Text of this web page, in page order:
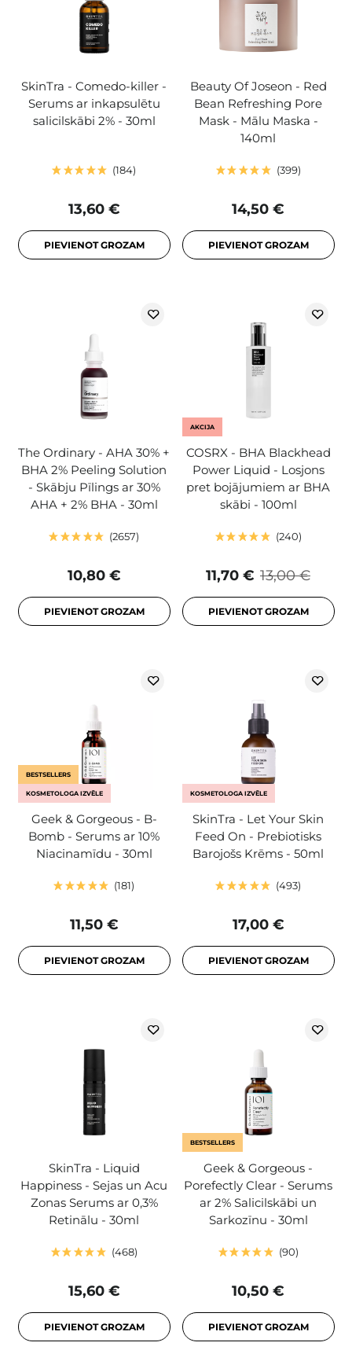
SkinTra - Comedo-killer -
Serums ar inkapsulētu
salicilskābi 2% - 30ml
184
13,60 €
PIEVIENOT GROZAM
Beauty Of Joseon - Red
Bean Refreshing Pore
Mask - Mālu Maska -
140ml
399
14,50 €
PIEVIENOT GROZAM
The Ordinary - AHA 30% +
BHA 2% Peeling Solution
- Skābju Pīlings ar 30%
AHA + 2% BHA - 30ml
2657
10,80 €
PIEVIENOT GROZAM
AKCIJA
COSRX - BHA Blackhead
Power Liquid - Losjons
pret bojājumiem ar BHA
skābi - 100ml
240
13,00 €
11,70 €
PIEVIENOT GROZAM
BESTSELLERS
KOSMETOLOGA IZVĒLE
Geek & Gorgeous - B-
Bomb - Serums ar 10%
Niacinamīdu - 30ml
181
11,50 €
PIEVIENOT GROZAM
KOSMETOLOGA IZVĒLE
SkinTra - Let Your Skin
Feed On - Prebiotisks
Barojošs Krēms - 50ml
493
17,00 €
PIEVIENOT GROZAM
SkinTra - Liquid
Happiness - Sejas un Acu
Zonas Serums ar 0,3%
Retinālu - 30ml
468
15,60 €
PIEVIENOT GROZAM
BESTSELLERS
Geek & Gorgeous -
Porefectly Clear - Serums
ar 2% Salicilskābi un
Sarkozīnu - 30ml
90
10,50 €
PIEVIENOT GROZAM